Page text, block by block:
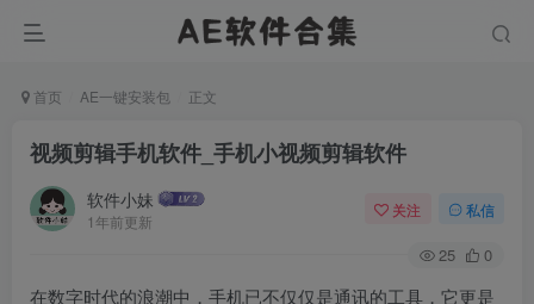
首页 AE一键安装包 正文
视频剪辑手机软件_手机小视频剪辑软件
软件小妹
1年前更新
关注 私信
25 0
在数字时代的浪潮中，手机已不仅仅是通讯的工具，它更是